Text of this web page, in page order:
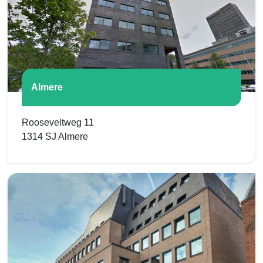
Almere
Rooseveltweg 11
1314 SJ Almere